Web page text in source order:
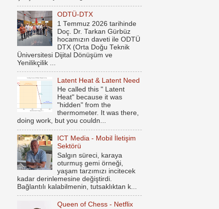
ODTÜ-DTX
1 Temmuz 2026 tarihinde
Doç. Dr. Tarkan Gürbüz
hocamızın daveti ile ODTÜ
DTX (Orta Doğu Teknik
Üniversitesi Dijital Dönüşüm ve
Yenilikçilik ...
Latent Heat & Latent Need
He called this " Latent
Heat" because it was
"hidden" from the
thermometer. It was there,
doing work, but you couldn...
ICT Media - Mobil İletişim
Sektörü
Salgın süreci, karaya
oturmuş gemi örneği,
yaşam tarzımızı incitecek
kadar derinlemesine değiştirdi.
Bağlantılı kalabilmenin, tutsaklıktan k...
Queen of Chess - Netflix